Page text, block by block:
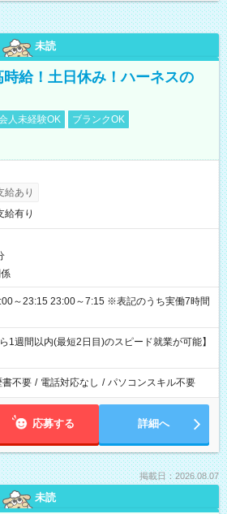
未読
給！土日休み！ハーネスの
人未経験OK
ブランクOK
給あり
給有り
23:00～7:15 ※表記のうち実働7時間
1週間以内(最短2日目)のスピード就業が可能】
書不要 / 電話対応なし / パソコンスキル不要
応募する 詳細へ
掲載日：2026.08.07
未読